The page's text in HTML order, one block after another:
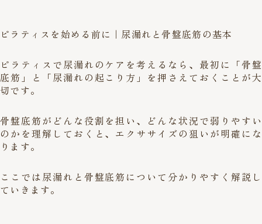
ピラティスを始める前に｜尿漏れと骨盤底筋の基本
ピラティスで尿漏れのケアを考えるなら、最初に「骨盤
底筋」と「尿漏れの起こり方」を押さえておくことが大
切です。
骨盤底筋がどんな役割を担い、どんな状況で弱りやすい
のかを理解しておくと、エクササイズの狙いが明確にな
ります。
ここでは尿漏れと骨盤底筋について分かりやすく解説し
ていきます。